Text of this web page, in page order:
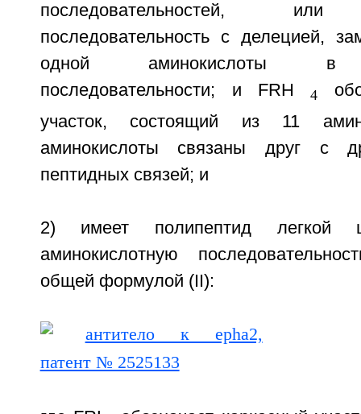
последовательностей, или
последовательность с делецией,
одной аминокислоты в
последовательности; и FRH 4
участок, состоящий из 11
аминокислоты связаны друг с
пептидных связей; и
2) имеет полипептид легкой
аминокислотную
общей формулой (II):